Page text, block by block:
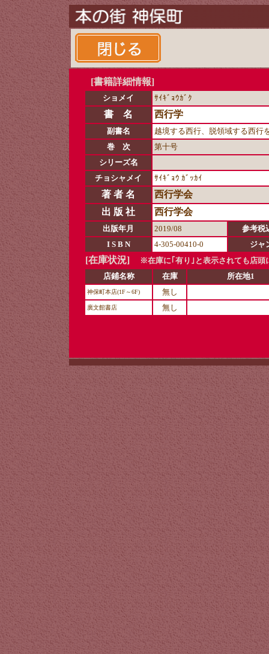
[書籍詳細情報]
ショメイ ｻｲｷﾞｮｳｶﾞｸ
書 名 西行学
副書名
越境する西行、脱領域する西行
巻 次
第十号
シリーズ名
チョシャメイ
ｻｲｷﾞｮｳ ｶﾞｯｶｲ
著 者 名
西行学会
出 版 社
西行学会
出版年月 2019/08
参考税
I S B N
4-305-00410-0 ジャ
[在庫状況]
※在庫に｢有り｣と表示されても店頭
店鋪名称
在庫 所在地1
神保町本店(1F～6F) 無し
廣文館書店 無し